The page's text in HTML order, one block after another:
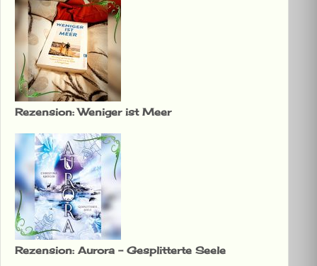
Rezension: Weniger ist Meer
Rezension: Aurora – Gesplitterte Seele